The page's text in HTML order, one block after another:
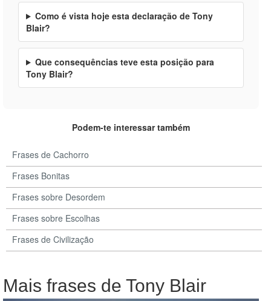
Como é vista hoje esta declaração de Tony
Blair?
Que consequências teve esta posição para
Tony Blair?
Podem-te interessar também
Frases de Cachorro
Frases Bonitas
Frases sobre Desordem
Frases sobre Escolhas
Frases de Civilização
Mais frases de Tony Blair